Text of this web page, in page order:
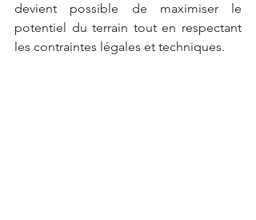
devient possible de maximiser le
potentiel du terrain tout en respectant
les contraintes légales et techniques.